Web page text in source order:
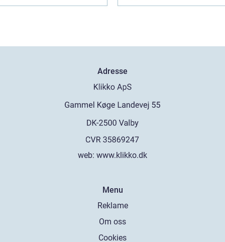
Adresse
web: www.klikko.dk
Menu
Reklame
Om oss
Cookies